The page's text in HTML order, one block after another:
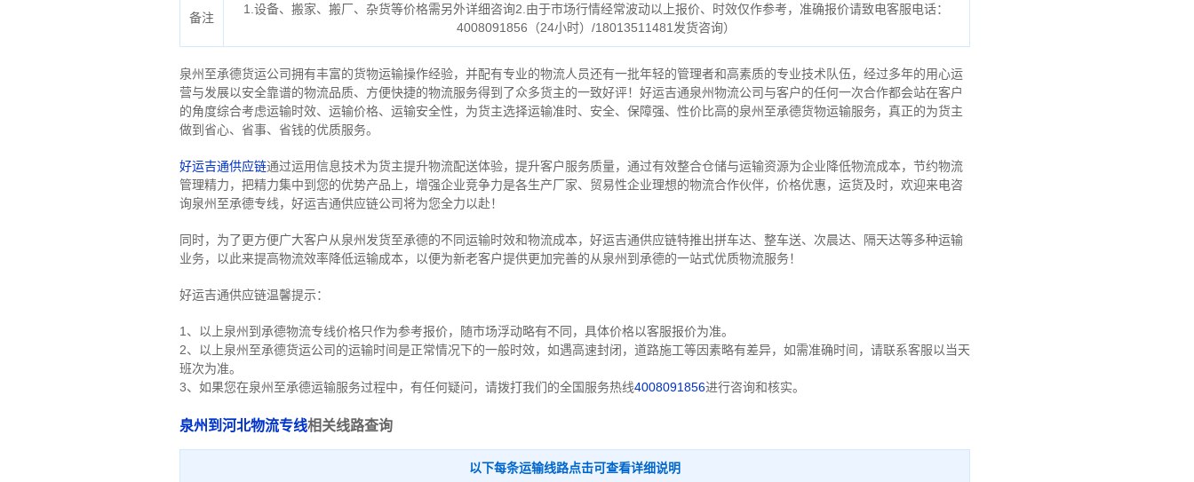
备注
1.设备、搬家、搬厂、杂货等价格需另外详细咨询2.由于市场行情经常波动以上报价、时效仅作参考，准确报价请致电客服电话：
4008091856（24小时）/18013511481发货咨询）
泉州至承德货运公司拥有丰富的货物运输操作经验，并配有专业的物流人员还有一批年轻的管理者和高素质的专业技术队伍，经过多年的用心运
营与发展以安全靠谱的物流品质、方便快捷的物流服务得到了众多货主的一致好评！好运吉通泉州物流公司与客户的任何一次合作都会站在客户
的角度综合考虑运输时效、运输价格、运输安全性，为货主选择运输准时、安全、保障强、性价比高的泉州至承德货物运输服务，真正的为货主
做到省心、省事、省钱的优质服务。
好运吉通供应链通过运用信息技术为货主提升物流配送体验，提升客户服务质量，通过有效整合仓储与运输资源为企业降低物流成本，节约物流
管理精力，把精力集中到您的优势产品上，增强企业竞争力是各生产厂家、贸易性企业理想的物流合作伙伴，价格优惠，运货及时，欢迎来电咨
询泉州至承德专线，好运吉通供应链公司将为您全力以赴！
同时，为了更方便广大客户从泉州发货至承德的不同运输时效和物流成本，好运吉通供应链特推出拼车达、整车送、次晨达、隔天达等多种运输
业务，以此来提高物流效率降低运输成本，以便为新老客户提供更加完善的从泉州到承德的一站式优质物流服务！
好运吉通供应链温馨提示：
1、以上泉州到承德物流专线价格只作为参考报价，随市场浮动略有不同，具体价格以客服报价为准。
2、以上泉州至承德货运公司的运输时间是正常情况下的一般时效，如遇高速封闭，道路施工等因素略有差异，如需准确时间，请联系客服以当天
班次为准。
3、如果您在泉州至承德运输服务过程中，有任何疑问，请拨打我们的全国服务热线4008091856进行咨询和核实。
泉州到河北物流专线相关线路查询
以下每条运输线路点击可查看详细说明